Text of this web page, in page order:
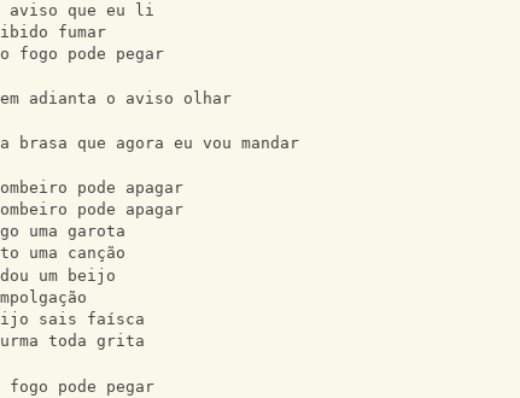
aviso que eu li
fumar
fogo pode pegar
adianta o aviso olhar
brasa que agora eu vou mandar
pode apagar
pode apagar
uma garota
uma canção
um beijo
sais faísca
toda grita
fogo pode pegar